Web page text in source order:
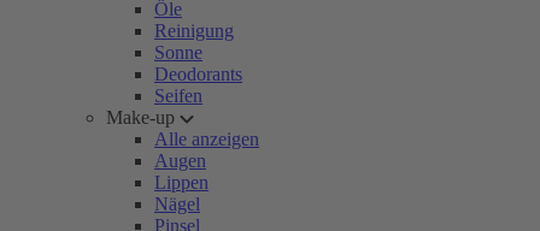
Öle
Reinigung
Sonne
Deodorants
Seifen
Make-up
Alle anzeigen
Augen
Lippen
Nägel
Pinsel